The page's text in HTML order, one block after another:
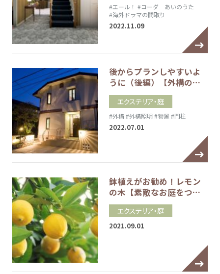
#エール！ #コーダ あいのうた
#海外ドラマの間取り
2022.11.09
後からプランしやすいよ
うに（後編）【外構の…
エクステリア・庭
#外構#外構照明 #物置 #門柱
2022.07.01
鉢植えがお勧め！レモン
の木【素敵なお庭をつ…
エクステリア・庭
2021.09.01